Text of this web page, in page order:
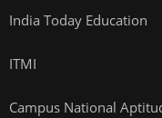
India Today Education
ITMI
Campus National